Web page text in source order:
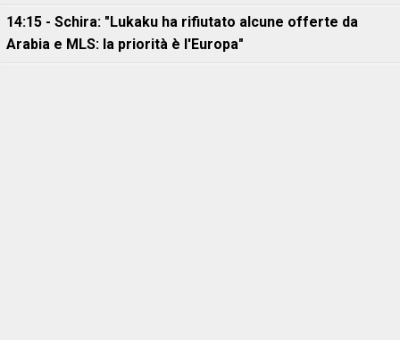
14:15 - Schira: "Lukaku ha rifiutato alcune offerte da
Arabia e MLS: la priorità è l'Europa"